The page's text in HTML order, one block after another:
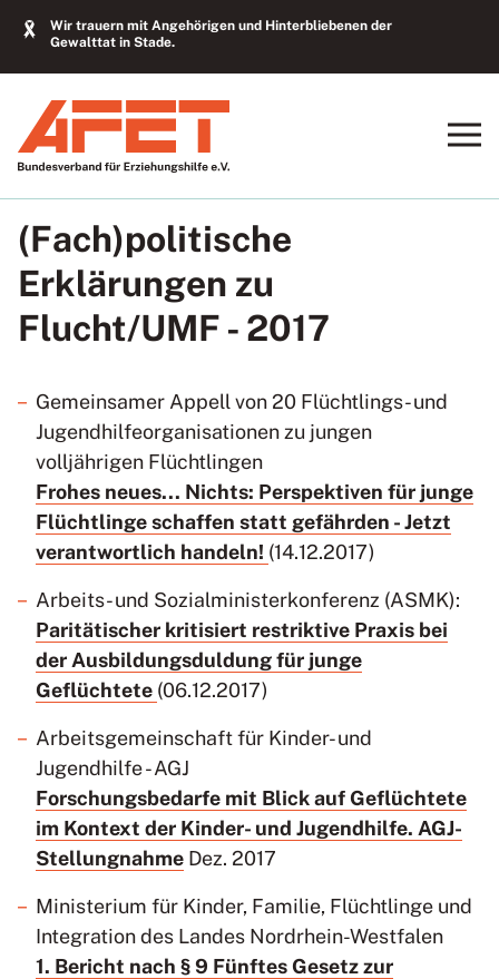
Wir trauern mit Angehörigen und Hinterbliebenen der
Gewalttat in Stade.
(Fach)politische
Erklärungen zu
Flucht/UMF - 2017
Gemeinsamer Appell von 20 Flüchtlings- und
Jugendhilfeorganisationen zu jungen
volljährigen Flüchtlingen
Frohes neues... Nichts: Perspektiven für junge
Flüchtlinge schaffen statt gefährden - Jetzt
verantwortlich handeln! (14.12.2017)
Arbeits- und Sozialministerkonferenz (ASMK):
Paritätischer kritisiert restriktive Praxis bei
der Ausbildungsduldung für junge
Geflüchtete (06.12.2017)
Arbeitsgemeinschaft für Kinder- und
Jugendhilfe - AGJ
Forschungsbedarfe mit Blick auf Geflüchtete
im Kontext der Kinder- und Jugendhilfe. AGJ-
Stellungnahme Dez. 2017
Ministerium für Kinder, Familie, Flüchtlinge und
Integration des Landes Nordrhein-Westfalen
1. Bericht nach § 9 Fünftes Gesetz zur